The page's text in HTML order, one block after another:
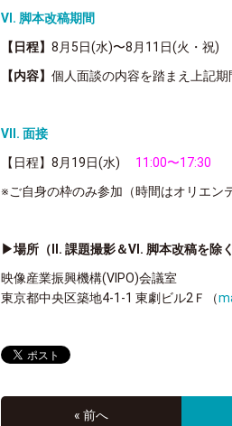
Ⅵ. 脚本改稿期間
【日程】 8月5日(水)〜8月11日(火・祝)
【内容】 個人面談の内容を踏まえ上記
Ⅶ. 面接
【日程】8月19日(水)
11:00〜17:30
※ご自身の枠のみ参加（時間はオリエン
▶場所（Ⅱ. 課題撮影＆Ⅵ. 脚本改稿を除く
映像産業振興機構(VIPO)会議室
東京都中央区築地4-1-1 東劇ビル2Ｆ（
« 前へ